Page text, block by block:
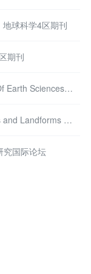
地球科学4区期刊
期刊
《International Journal Of Earth Sciences》地球科学3区期刊
Earth Surface Processes and Landforms 地球科学2区期刊 审稿严格
究国际论坛